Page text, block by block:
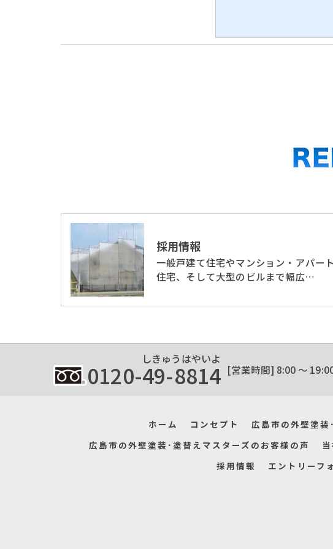
採用情報
一般戸建て住宅やマンション・アパー
住宅、そして大型のビルまで幅広…
しきゅうはやいよ
0120-49-8814 [営業時間] 8:00 〜
ホーム コンセプト 広島市の外壁塗装
広島市の外壁塗装･塗替えマスターズのお客様の声
採用情報
エントリーフ